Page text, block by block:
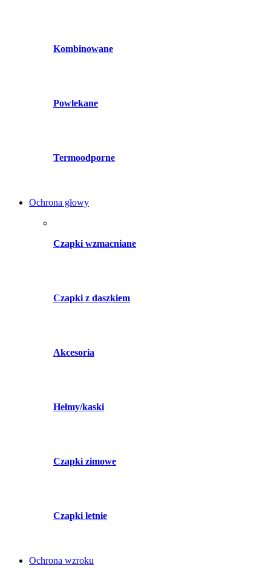
Kombinowane
Powlekane
Termoodporne
Ochrona głowy
Czapki wzmacniane
Czapki z daszkiem
Akcesoria
Hełmy/kaski
Czapki zimowe
Czapki letnie
Ochrona wzroku